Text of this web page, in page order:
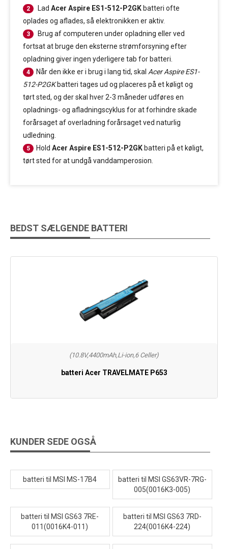
2 Lad Acer Aspire ES1-512-P2GK batteri ofte
oplades og aflades, så elektronikken er aktiv.
3
Brug af computeren under opladning eller ved
fortsat at bruge den eksterne strømforsyning efter
opladning giver ingen yderligere tab for batteri.
4 Når den ikke er i brug i lang tid, skal Acer Aspire ES1-
512-P2GKbatteri tages ud og placeres på et køligt og
tørt sted, og der skal hver 2-3 måneder udføres en
opladnings- og afladningscyklus for at forhindre skade
forårsaget af overladning forårsaget ved naturlig
udledning.
5 Hold Acer Aspire ES1-512-P2GK batteri på et køligt,
tørt sted for at undgå vanddamperosion.
BEDST SÆLGENDE BATTERI
(10.8V,4400mAh,Li-ion,6 Celler)
batteri Acer TRAVELMATE P653
KUNDER SEDE OGSÅ
batteri til MSI MS-17B4
batteri til MSI GS63VR-7RG-
005(0016K3-005)
batteri til MSI GS63 7RE-
011(0016K4-011)
batteri til MSI GS63 7RD-
224(0016K4-224)